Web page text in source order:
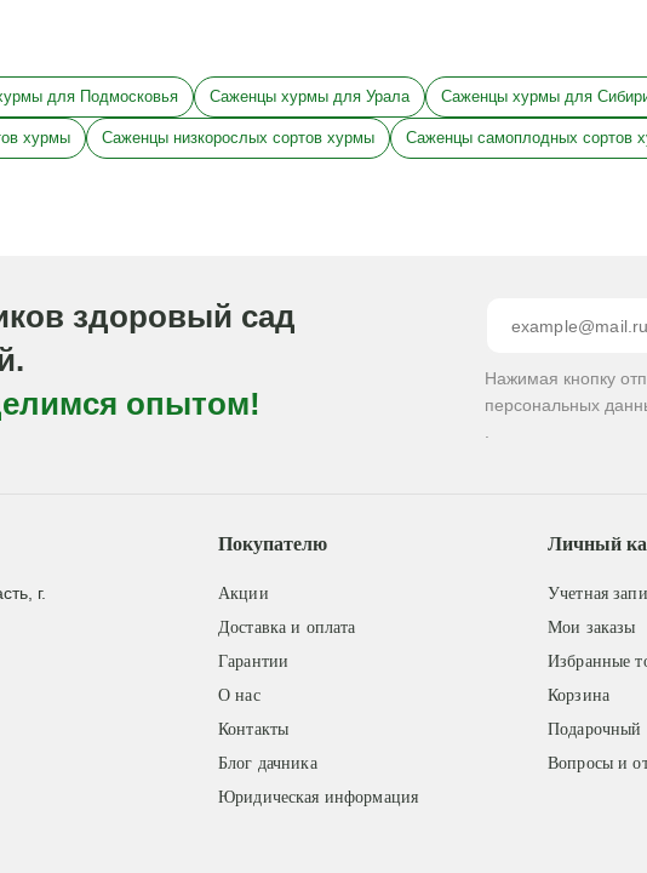
для Подмосковья Саженцы хурмы для Урала Саженцы хурмы для
хурмы Саженцы низкорослых сортов хурмы Саженцы самоплодных сортов
здоровый сад
опытом!
Нажимая кнопку
персональных
г.
Покупателю
Акции
Доставка и оплата
Гарантии
О нас
Контакты
Блог дачника
Юридическая информация
Личный
Учетная
Мои заказы
Избранные
Корзина
Подарочный
Вопросы и